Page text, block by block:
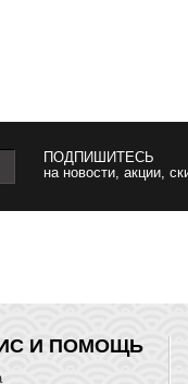
ПОДПИШИТЕСЬ
на новости, акции,
И ПОМОЩЬ